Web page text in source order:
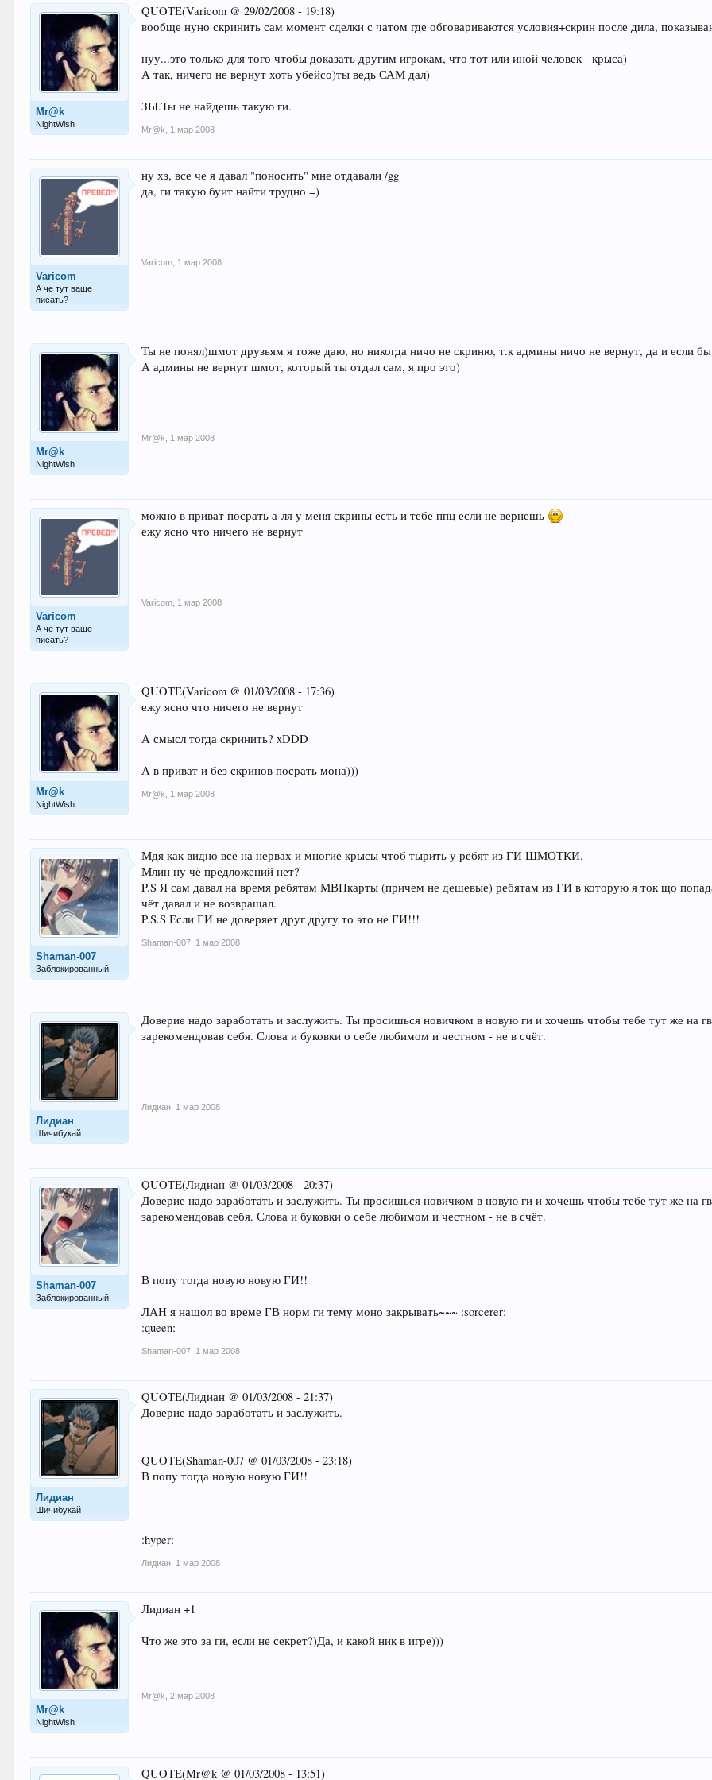
Mr@k
NightWish
QUOTE(Varicom @ 29/02/2008 - 19:18)
вообще нуно скринить сам момент сделки с чатом где обговариваются условия+скрин после дила,
нуу...это только для того чтобы доказать другим игрокам, что тот или иной человек - крыса)
А так, ничего не вернут хоть убейсо)ты ведь САМ дал)
ЗЫ.Ты не найдешь такую ги.
Mr@k 1 мар 2008
Varicom
А че тут ваще
писать?
ну хз, все че я давал "поносить" мне отдавали /gg
да, ги такую буит найти трудно =)
Varicom 1 мар 2008
Mr@k
NightWish
Ты не понял)шмот друзьям я тоже даю, но никогда ничо не скриню, т.к админы ничо не вернут, да и если
А админы не вернут шмот, который ты отдал сам, я про это)
Mr@k 1 мар 2008
Varicom
А че тут ваще
писать?
можно в приват посрать а-ля у меня скрины есть и тебе ппц если не вернешь
ежу ясно что ничего не вернут
Varicom 1 мар 2008
Mr@k
NightWish
QUOTE(Varicom @ 01/03/2008 - 17:36)
ежу ясно что ничего не вернут
А смысл тогда скринить? xDDD
А в приват и без скринов посрать мона)))
Mr@k 1 мар 2008
Shaman-007
Заблокированный
Мдя как видно все на нервах и многие крысы чтоб тырить у ребят из ГИ ШМОТКИ.
Млин ну чё предложений нет?
P.S Я сам давал на время ребятам МВПкарты (причем не дешевые) ребятам из ГИ в которую я ток що
чёт давал и не возвращал.
P.S.S Если ГИ не доверяет друг другу то это не ГИ!!!
Shaman-007 1 мар 2008
Лидиан
Шичибукай
Доверие надо заработать и заслужить. Ты просишься новичком в новую ги и хочешь чтобы тебе тут же на
зарекомендовав себя. Слова и буковки о себе любимом и честном - не в счёт.
Лидиан 1 мар 2008
Shaman-007
Заблокированный
QUOTE(Лидиан @ 01/03/2008 - 20:37)
Доверие надо заработать и заслужить. Ты просишься новичком в новую ги и хочешь чтобы тебе тут же на
зарекомендовав себя. Слова и буковки о себе любимом и честном - не в счёт.
В попу тогда новую новую ГИ!!
ЛАН я нашол во време ГВ норм ги тему моно закрывать~~~ :sorcerer:
:queen:
Shaman-007 1 мар 2008
Лидиан
Шичибукай
QUOTE(Лидиан @ 01/03/2008 - 21:37)
Доверие надо заработать и заслужить.
QUOTE(Shaman-007 @ 01/03/2008 - 23:18)
В попу тогда новую новую ГИ!!
:hyper:
Лидиан 1 мар 2008
Mr@k
NightWish
Лидиан +1
Что же это за ги, если не секрет?)Да, и какой ник в игре)))
Mr@k 2 мар 2008
QUOTE(Mr@k @ 01/03/2008 - 13:51)